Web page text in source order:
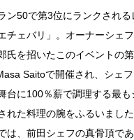
ン50で第3位にランクされ
チェバリ」。オーナーシェ
氏を招いたこのイベントの
Saitoで開催され、シェ
台に100％薪で調理する最も
れた料理の腕をふるいました
は、前田シェフの真骨頂で